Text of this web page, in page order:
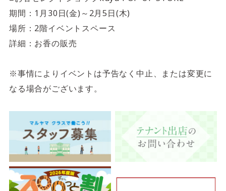
期間：1月30日(金)～2月5日(木)
場所：2階イベントスペース
詳細：お香の販売
※事情によりイベントは予告なく中止、または変更に
なる場合がございます。